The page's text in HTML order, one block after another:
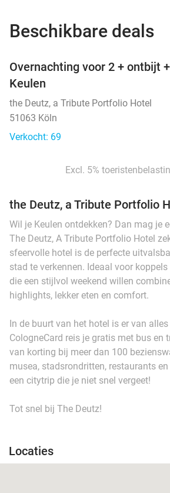
Beschikbare deals
Overnachting voor 2 + ontbijt
Keulen
the Deutz, a Tribute Portfolio Hotel
51063 Köln
Verkocht: 69
Excl. 5%
the Deutz, a Tribute Portfolio
Wil je Keulen ontdekken? Dan mag je
The Deutz, A Tribute Portfolio Hotel
sfeervolle hotel is de perfecte
stad te verkennen. Ideaal voor
die een stijlvol weekend willen
highlights, lekker eten en comfort.
In de buurt van het hotel is er van
CologneCard reis je gratis met bus en
van korting bij meer dan 100
musea, stadsrondritten, restaurants
een citytrip die je niet snel vergeet!
Tot snel bij The Deutz!
Locaties